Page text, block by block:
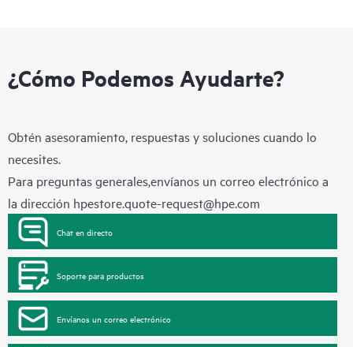
¿Cómo Podemos Ayudarte?
Obtén asesoramiento, respuestas y soluciones cuando lo
necesites.
Para preguntas generales,envíanos un correo electrónico a
la dirección hpestore.quote-request@hpe.com
Chat en directo
Soporte para productos
Envíanos un correo electrónico